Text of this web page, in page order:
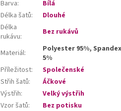
Barva:
Bílá
Délka šatů:
Dlouhé
Délka
rukávu: Bez rukávů
Materiál:
Polyester 95%, Spandex
5%
Příležitost:
Společenské
Střih šatů:
Áčkové
Výstřih:
Velký výstřih
Vzor šatů: Bez potisku